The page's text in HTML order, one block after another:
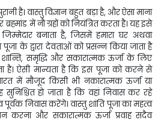
है। वास्तु विज्ञान बहुत बड़ा है, और ऐसा माना
में नौ ग्रहों को नियंत्रित करता है। यह इसे
बनाता है, जिसमें हमारा घर अथवा
के द्वारा देवताओं को प्रसन्न किया जाता है
समृद्धि और सकारात्मक ऊर्जा के लिए
है। ऐसी मान्यता है कि इस पूजा को करने से
में मौजूद किसी भी नकारात्मक ऊर्जा या
हो जाता है कि वहां निवास कर रहे
निवास करेंगे। वास्तु शांति पूजा का महत्व
करना और सकारात्मक ऊर्जा प्रवाह सदैव